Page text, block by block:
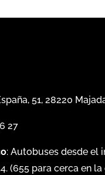
51, 28220
27
: Autobuses desde el
. (655 para cerca en la